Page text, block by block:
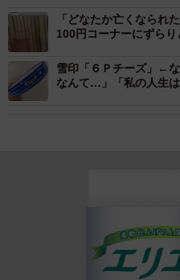
「どなたか亡くなられ
100円コーナーにずら
雪印「６Ｐチーズ」←
なんて…」「私の人生